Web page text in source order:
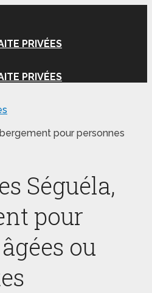
PRIVÉES
PRIVÉES
pour personnes
Séguéla,
pour
ou